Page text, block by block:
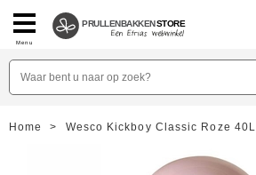
Menu
PRULLENBAKKENSTORE
Home > Wesco Kickboy Classic Roze 40L